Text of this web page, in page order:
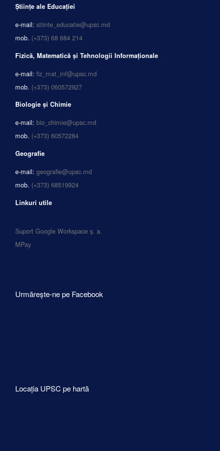
Științe ale Educației
e-mail: stiinte_educatie@upsc.md
mob. (+373) 68 684 214
Fizică, Matematică și Tehnologii Informaționale
e-mail: fiz_mat_inf@upsc.md
mob. (+373) 060572927
Biologie și Chimie
e-mail: bio_chimie@upsc.md
mob. (+373) 60572284
Geografie
e-mail: geografie@upsc.md
mob. (+373) 68519924
Linkuri utile
Suport Google Workspace ș. a.
MPay
Urmărește-ne pe Facebook
Locația UPSC pe hartă